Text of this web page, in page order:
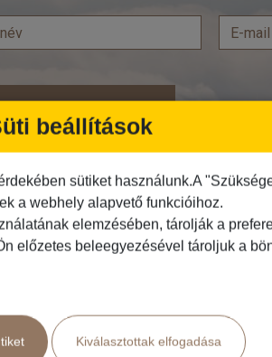
Feliratkozás
Programtípus
1 napos utak
Egzotikus út
Fesztiválok
beállítások
sütiket használunk.A
a webhely alapvető funkcióihoz.
elemzésében, tárolják a
előzetes beleegyezésével tároljuk a
Kiválasztottak elfogadása